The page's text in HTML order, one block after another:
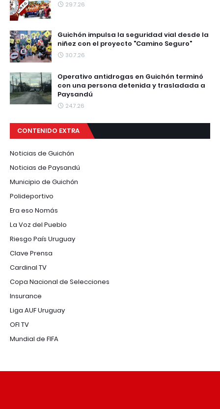
29.7.26
Guichón impulsa la seguridad vial desde la
niñez con el proyecto "Camino Seguro"
30.7.26
Operativo antidrogas en Guichón terminó
con una persona detenida y trasladada a
Paysandú
24.7.26
CONTENIDO EXTRA
Noticias de Guichón
Noticias de Paysandú
Municipio de Guichón
Polideportivo
Era eso Nomás
La Voz del Pueblo
Riesgo País Uruguay
Clave Prensa
Cardinal TV
Copa Nacional de Selecciones
Insurance
Liga AUF Uruguay
OFI TV
Mundial de FIFA